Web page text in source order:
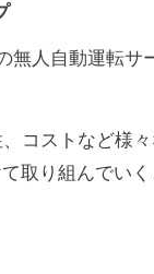
無人自動運転サ
コストなど様
取り組んでいく